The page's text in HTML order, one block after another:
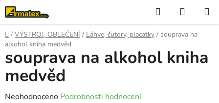
Přejít
na
obsah
Hledat
KOŠÍK
Domů
/ VÝSTROJ, OBLEČENÍ / Láhve, čutory, placatky / souprava na
alkohol kniha medvěd
souprava na alkohol kniha
medvěd
Průměrné
Neohodnoceno Podrobnosti hodnocení